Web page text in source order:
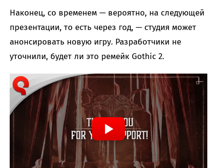
Наконец, со временем — вероятно, на следующей
презентации, то есть через год, — студия может
анонсировать новую игру. Разработчики не
уточнили, будет ли это ремейк Gothic 2.